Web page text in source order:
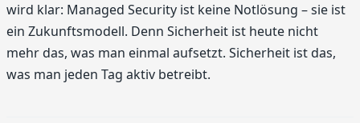
wird klar: Managed Security ist keine Notlösung – sie ist
ein Zukunftsmodell. Denn Sicherheit ist heute nicht
mehr das, was man einmal aufsetzt. Sicherheit ist das,
was man jeden Tag aktiv betreibt.